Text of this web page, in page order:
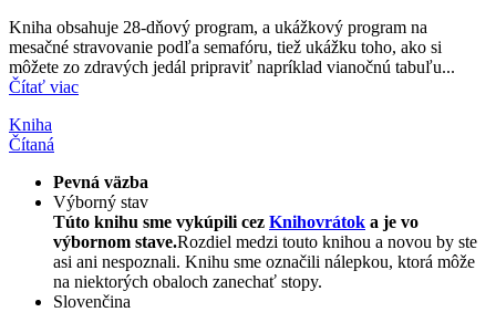
Kniha obsahuje 28-dňový program, a ukážkový program na
mesačné stravovanie podľa semafóru, tiež ukážku toho, ako si
môžete zo zdravých jedál pripraviť napríklad vianočnú tabuľu...
Čítať viac
Kniha
Čítaná
Pevná väzba
Výborný stav
Túto knihu sme vykúpili cez Knihovrátok a je vo
výbornom stave.Rozdiel medzi touto knihou a novou by ste
asi ani nespoznali. Knihu sme označili nálepkou, ktorá môže
na niektorých obaloch zanechať stopy.
Slovenčina